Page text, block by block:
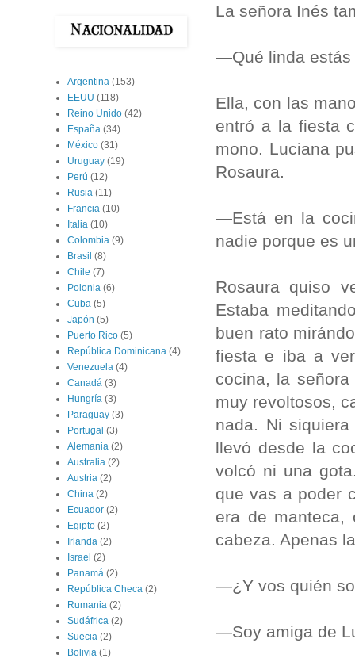
La señora Inés
—Qué linda
Ella, con las
entró a la fiesta
mono. Luciana
Rosaura.
—Está en la
nadie porque es
Rosaura quiso
Estaba
buen rato
fiesta e iba a
cocina, la
muy revoltosos,
nada. Ni
llevó desde la
volcó ni una
que vas a poder
era de manteca,
cabeza. Apenas
—¿Y vos quién
—Soy amiga de
Argentina (153)
EEUU (118)
Reino Unido (42)
España (34)
México (31)
Uruguay (19)
Perú (12)
Rusia (11)
Francia (10)
Italia (10)
Colombia (9)
Brasil (8)
Chile (7)
Polonia (6)
Cuba (5)
Japón (5)
Puerto Rico (5)
República Dominicana (4)
Venezuela (4)
Canadá (3)
Hungría (3)
Paraguay (3)
Portugal (3)
Alemania (2)
Australia (2)
Austria (2)
China (2)
Ecuador (2)
Egipto (2)
Irlanda (2)
Israel (2)
Panamá (2)
República Checa (2)
Rumania (2)
Sudáfrica (2)
Suecia (2)
Bolivia (1)